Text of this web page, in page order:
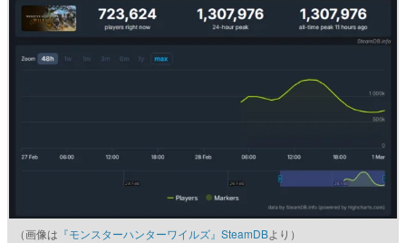
（画像は 『モンスターハンターワイルズ』SteamDBより）